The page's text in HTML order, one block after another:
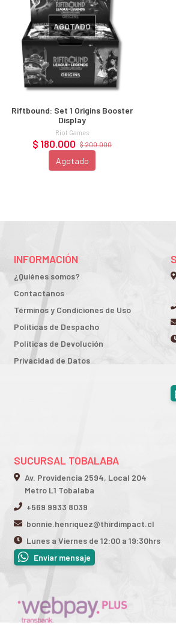
AGOTADO
Riftbound: Set 1 Origins Booster
Display
Riot Games
$ 200.000
$ 180.000
Agotado
INFORMACIÓN
¿Quiénes somos?
Contactanos
Términos y Condiciones de Uso
Políticas de Despacho
Políticas de Devolución
Privacidad de Datos
SUCURSAL TOBALABA
Av. Providencia 2594, Local 204
Metro L1 Tobalaba
+569 9933 8039
bonnie.henriquez@thirdimpact.cl
Lunes a Viernes de 12:00 a 19:30hrs
Enviar mensaje